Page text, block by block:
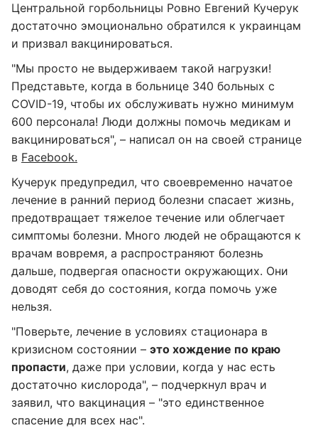
Центральной горбольницы Ровно Евгений Кучерук
достаточно эмоционально обратился к украинцам
и призвал вакцинироваться.
"Мы просто не выдерживаем такой нагрузки!
Представьте, когда в больнице 340 больных с
COVID-19, чтобы их обслуживать нужно минимум
600 персонала! Люди должны помочь медикам и
вакцинироваться", – написал он на своей странице
в Facebook.
Кучерук предупредил, что своевременно начатое
лечение в ранний период болезни спасает жизнь,
предотвращает тяжелое течение или облегчает
симптомы болезни. Много людей не обращаются к
врачам вовремя, а распространяют болезнь
дальше, подвергая опасности окружающих. Они
доводят себя до состояния, когда помочь уже
нельзя.
"Поверьте, лечение в условиях стационара в
кризисном состоянии – это хождение по краю
пропасти, даже при условии, когда у нас есть
достаточно кислорода", – подчеркнул врач и
заявил, что вакцинация – "это единственное
спасение для всех нас".